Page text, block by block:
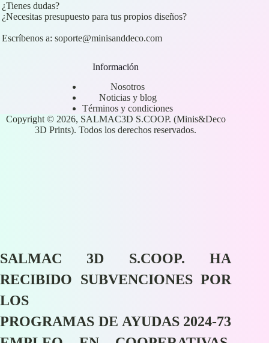
¿Tienes dudas?
¿Necesitas presupuesto para tus propios diseños?
Escríbenos a: soporte@minisanddeco.com
Información
Nosotros
Noticias y blog
Términos y condiciones
Copyright © 2026, SALMAC3D S.COOP. (Minis&Deco
3D Prints). Todos los derechos reservados.
SALMAC 3D S.COOP. HA
RECIBIDO SUBVENCIONES POR
LOS
PROGRAMAS DE AYUDAS 2024-73